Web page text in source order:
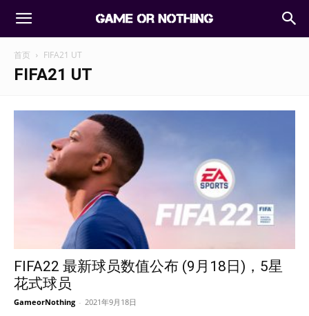
首页 FIFA21 UT
FIFA21 UT
FIFA22 最新球员数值公布 (9月18日)，5星
花式球员
GameorNothing - 2021年9月18日